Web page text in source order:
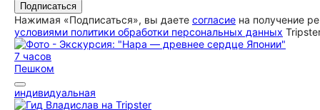
Подписаться
Нажимая «Подписаться», вы даете согласие на получение
условиями политики обработки персональных данных
7 часов
Пешком
индивидуальная